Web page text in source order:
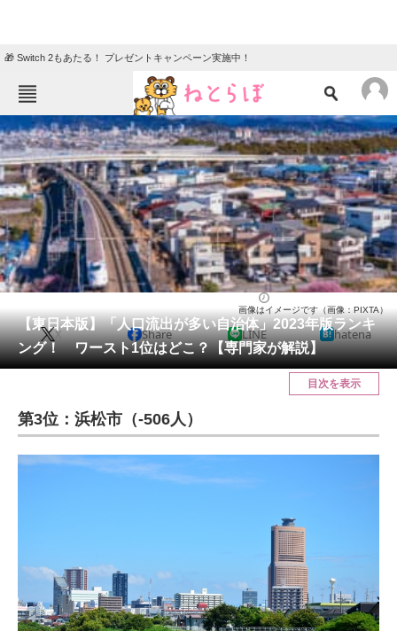
🎁 Switch 2もあたる！ プレゼントキャンペーン実施中！
ねとらぼメニュー
TOP ニュース
エンタメ クイズ
グルメ 地域
住まい 教育・育児
動物 リサーチ
会員記事
メディア
ITの今と未来を見通す
スマホと通信の最新トレンド
ビジネスと働き方のヒント
AI活用のいまが分かる
【東日本版】「人口流出が多い自治体」2023年版ランキ
ング！ ワースト1位はどこ？【専門家が解説】
画像はイメージです（画像：PIXTA）
X Share LINE hatena
目次を表示
第3位：浜松市（-506人）